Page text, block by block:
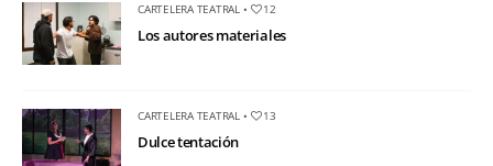
CARTELERA TEATRAL• 12
Los autores materiales
CARTELERA TEATRAL• 13
Dulce tentación